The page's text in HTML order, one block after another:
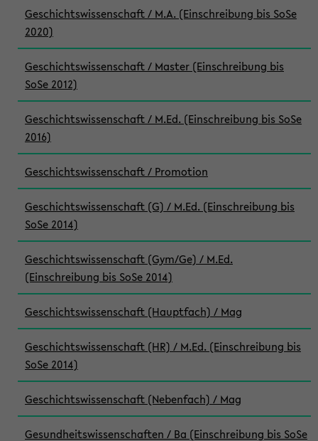
Geschichtswissenschaft / M.A. (Einschreibung bis SoSe
2020)
Geschichtswissenschaft / Master (Einschreibung bis
SoSe 2012)
Geschichtswissenschaft / M.Ed. (Einschreibung bis SoSe
2016)
Geschichtswissenschaft / Promotion
Geschichtswissenschaft (G) / M.Ed. (Einschreibung bis
SoSe 2014)
Geschichtswissenschaft (Gym/Ge) / M.Ed.
(Einschreibung bis SoSe 2014)
Geschichtswissenschaft (Hauptfach) / Mag
Geschichtswissenschaft (HR) / M.Ed. (Einschreibung bis
SoSe 2014)
Geschichtswissenschaft (Nebenfach) / Mag
Gesundheitswissenschaften / Ba (Einschreibung bis SoSe